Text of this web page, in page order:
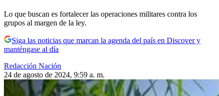
Lo que buscan es fortalecer las operaciones militares contra los
grupos al margen de la ley.
Siga las noticias que marcan la agenda del país en Discover y
manténgase al día
Redacción Nación
24 de agosto de 2024, 9:59 a. m.